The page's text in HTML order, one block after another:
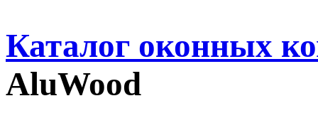
Каталог оконных
AluWood